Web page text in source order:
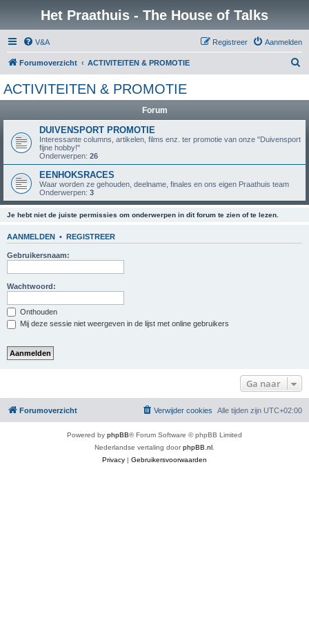
Het Praathuis - The House of Talks
V&A Aanmelden
Registreer
Forumoverzicht ACTIVITEITEN & PROMOTIE
ACTIVITEITEN & PROMOTIE
Forum
DUIVENSPORT PROMOTIE
Interessante columns, artikelen, films enz. ter promotie van onze "Duivensport
fijne hobby!"
Onderwerpen: 26
EENHOKSRACES
Waar worden ze gehouden, deelname, finales en ons eigen Praathuis team
Onderwerpen: 3
Je hebt niet de juiste permissies om onderwerpen in dit forum te zien of te lezen.
AANMELDEN • REGISTREER
Gebruikersnaam:
Wachtwoord:
Onthouden
Mij deze sessie niet weergeven in de lijst met online gebruikers
Ga naar
Forumoverzicht Alle tijden zijn UTC+02:00
Verwijder cookies
Powered by phpBB® Forum Software © phpBB Limited
Nederlandse vertaling doorphpBB.nl
Privacy | Gebruikersvoorwaarden